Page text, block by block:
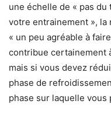
une échelle de « pas
votre entrainement »,
« un peu agréable à
contribue certainement
mais si vous devez
phase de
phase sur laquelle